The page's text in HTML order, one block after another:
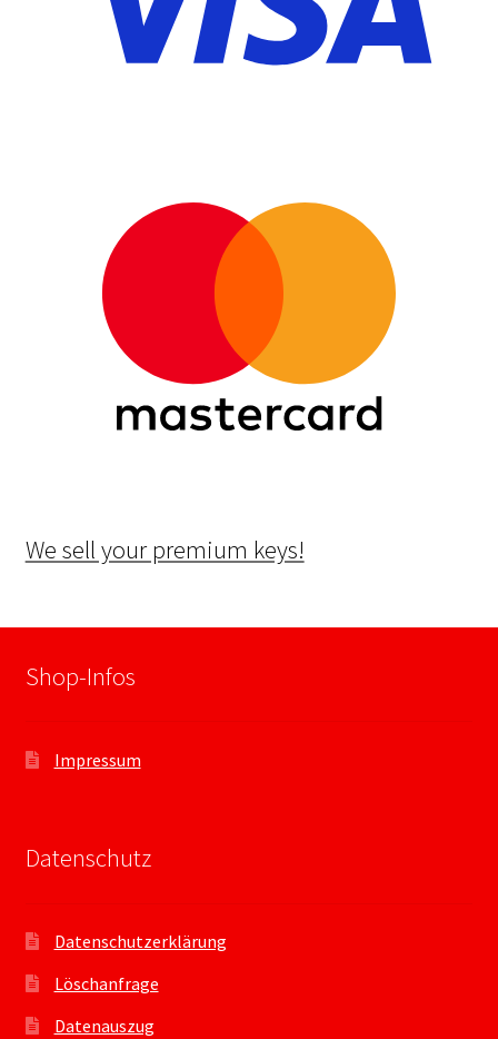
We sell your premium keys!
Shop-Infos
Impressum
Datenschutz
Datenschutzerklärung
Löschanfrage
Datenauszug